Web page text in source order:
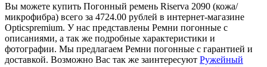
Вы можете купить Погонный ремень Riserva 2090 (кожа/
микрофибра) всего за 4724.00 рублей в интернет-магазине
Opticspremium. У нас представлены Ремни погонные с
описаниями, а так же подробные характеристики и
фотографии. Мы предлагаем Ремни погонные с гарантией и
доставкой. Возможно Вас так же заинтересуют Ружейный